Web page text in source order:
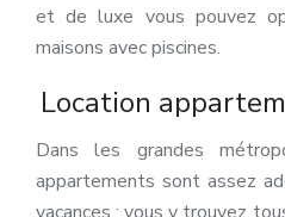
et de luxe vous pouvez
maisons avec piscines.
Location
Dans les grandes
appartements sont assez
vacances : vous y trouvez